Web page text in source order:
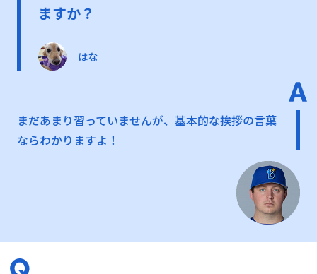
ますか？
はな
まだあまり習っていませんが、基本的な挨拶の言葉
ならわかりますよ！